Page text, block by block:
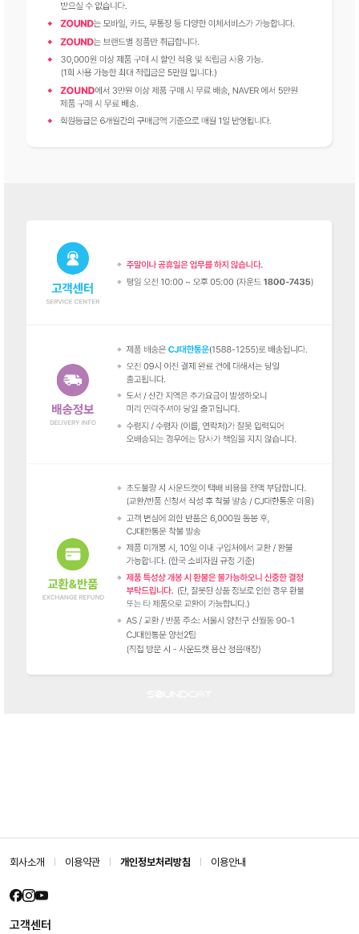
회사소개 이용약관 개인정보처리방침 이용안내
고객센터